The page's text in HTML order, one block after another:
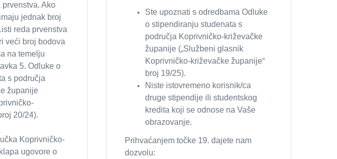
prvenstva. Ako
jednak broj
reda prvenstva
veći broj bodova
na temelju
5. Odluke o
s područja
županije
20/24).
Koprivničko-
ugovore o
Ste upoznati s odredbama Odluke
o stipendiranju studenata s
područja Koprivničko-križevačke
županije („Službeni glasnik
Koprivničko-križevačke županije“
broj 19/25).
Niste istovremeno korisnik/ca
druge stipendije ili studentskog
kredita koji se odnose na Vaše
obrazovanje.
Prihvaćanjem točke 19. dajete nam
dozvolu: